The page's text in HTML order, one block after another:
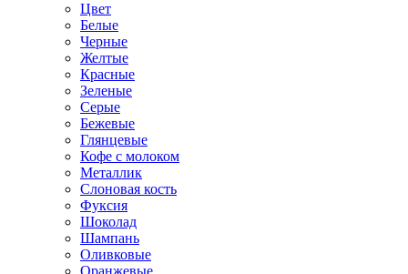
Цвет
Белые
Черные
Желтые
Красные
Зеленые
Серые
Бежевые
Глянцевые
Кофе с молоком
Металлик
Слоновая кость
Фуксия
Шоколад
Шампань
Оливковые
Оранжевые